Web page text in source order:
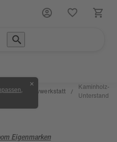
✕
&
/ Kreativwerkstatt /
Kaminholz-
Unterstand
Eigenmarken